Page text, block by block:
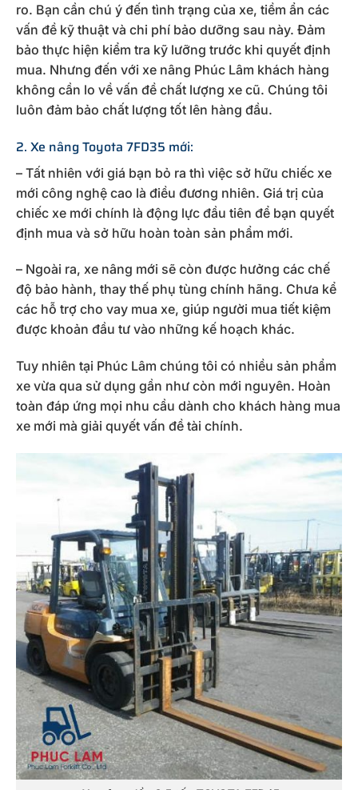
ro. Bạn cần chú ý đến tình trạng của xe, tiềm ẩn các
vấn đề kỹ thuật và chi phí bảo dưỡng sau này. Đảm
bảo thực hiện kiểm tra kỹ lưỡng trước khi quyết định
mua. Nhưng đến với xe nâng Phúc Lâm khách hàng
không cần lo về vấn đề chất lượng xe cũ. Chúng tôi
luôn đảm bảo chất lượng tốt lên hàng đầu.
2. Xe nâng Toyota 7FD35 mới:
– Tất nhiên với giá bạn bỏ ra thì việc sở hữu chiếc xe
mới công nghệ cao là điều đương nhiên. Giá trị của
chiếc xe mới chính là động lực đầu tiên để bạn quyết
định mua và sở hữu hoàn toàn sản phẩm mới.
– Ngoài ra, xe nâng mới sẽ còn được hưởng các chế
độ bảo hành, thay thế phụ tùng chính hãng. Chưa kể
các hỗ trợ cho vay mua xe, giúp người mua tiết kiệm
được khoản đầu tư vào những kế hoạch khác.
Tuy nhiên tại Phúc Lâm chúng tôi có nhiều sản phẩm
xe vừa qua sử dụng gần như còn mới nguyên. Hoàn
toàn đáp ứng mọi nhu cầu dành cho khách hàng mua
xe mới mà giải quyết vấn đề tài chính.